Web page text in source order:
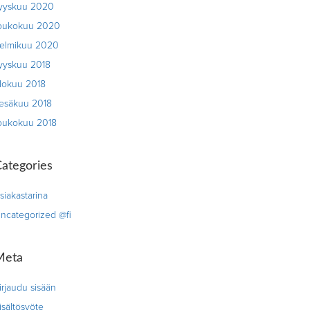
2020
2020
2020
2018
2018
2018
2018
@fi
sisään